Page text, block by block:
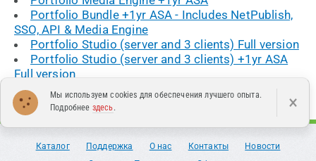
Portfolio Bundle +1yr ASA - Includes NetPublish,
SSO, API & Media Engine
Portfolio Studio (server and 3 clients) Full version
Portfolio Studio (server and 3 clients) +1yr ASA
Full version
Каталог Поддержка О нас Контакты
Новости
Мы используем cookies для обеспечения лучшего опыта.
Подробнее здесь. ×